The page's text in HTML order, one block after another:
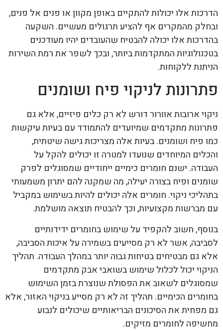
הדרכות אלו יכולות להתקיים באופן מקוון או פנים אל פנים,
ובחלק מהמקרים אף להציע תרגולים מעשיים. השקעה
בהדרכות אלו יכולה להבטיח שהעובדים יהיו מעודכנים
בטכנולוגיות המתקדמות ביותר, ובכך לשפר את רמת השירות
הניתנת ללקוחות.
פתרונות לניקוי פיח ושומנים
ניקוי ארובות אוורור דורש לא רק כלים פיזיים, אלא גם
פתרונות מתקדמים שמיועדים להתמודד עם בעיות עיקשות
כמו פיח ושומנים. בעיות אלה מצריכות גישה שיטתית,
והכלים המיוחדים שנועדו למטרה זו יכולים להקל על
העבודה. ישנם חומרים כימיים ייחודיים שמסוגלים לפרק
שומנים ופיח בצורה יעילה, מה שמקנה להם יתרון משמעותי
בתהליכי ניקוי. חומרים אלה יכולים להיות בשימוש במקביל
עם מברשות מקצועיות, וכך להבטיח תוצאה מושלמת.
בנוסף, חשוב להקפיד על שימוש בחומרים ידידותיים
לסביבה, אשר לא רק מסייעים בשמירה על איכות הסביבה,
אלא גם מבטיחים בטיחות גבוה יותר במהלך העבודה. תהליך
הניקוי יכול לכלול שימוש בשואבי אבק מתקדמים
שמסוגלים לשאוב את הפסולת שנוצרת בזמן השימוש
בחומרים הכימיים. תהליך זה לא רק מסייע בניקוי האזור, אלא
גם מפחית את הסיכונים הבריאותיים שיכולים לנבוע
מחשיפה לחומרים מזיקים.